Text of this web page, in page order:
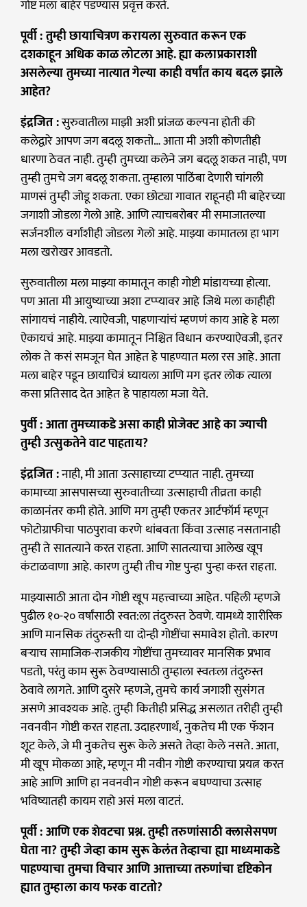
गोष्ट मला बाहेर पडण्यास प्रवृत्त करते.
पूर्वी : तुम्ही छायाचित्रण करायला सुरुवात करून एक
दशकाहून अधिक काळ लोटला आहे. ह्या कलाप्रकाराशी
असलेल्या तुमच्या नात्यात गेल्या काही वर्षांत काय बदल झाले
आहेत?
इंद्रजित :सुरुवातीला माझी अशी प्रांजळ कल्पना होती की
कलेद्वारे आपण जग बदलू शकतो… आता मी अशी कोणतीही
धारणा ठेवत नाही. तुम्ही तुमच्या कलेने जग बदलू शकत नाही, पण
तुम्ही तुमचे जग बदलू शकता. तुम्हाला पाठिंबा देणारी चांगली
माणसं तुम्ही जोडू शकता. एका छोट्या गावात राहूनही मी बाहेरच्या
जगाशी जोडला गेलो आहे. आणि त्याचबरोबर मी समाजातल्या
सर्जनशील वर्गाशीही जोडला गेलो आहे. माझ्या कामातला हा भाग
मला खरोखर आवडतो.
सुरुवातीला मला माझ्या कामातून काही गोष्टी मांडायच्या होत्या.
पण आता मी आयुष्याच्या अशा टप्प्यावर आहे जिथे मला काहीही
सांगायचं नाहीये. त्याऐवजी, पाहणाऱ्यांचं म्हणणं काय आहे हे मला
ऐकायचं आहे. माझ्या कामातून निश्चित विधान करण्याऐवजी, इतर
लोक ते कसं समजून घेत आहेत हे पाहण्यात मला रस आहे. आता
मला बाहेर पडून छायाचित्रं घ्यायला आणि मग इतर लोक त्याला
कसा प्रतिसाद देत आहेत हे पाहायला मजा येते.
पुर्वी : आता तुमच्याकडे असा काही प्रोजेक्ट आहे का ज्याची
तुम्ही उत्सुकतेने वाट पाहताय?
इंद्रजित :नाही, मी आता उत्साहाच्या टप्प्यात नाही. तुमच्या
कामाच्या आसपासच्या सुरुवातीच्या उत्साहाची तीव्रता काही
काळानंतर कमी होते. आणि मग तुम्ही एकतर आर्टफॉर्म म्हणून
फोटोग्राफीचा पाठपुरावा करणे थांबवता किंवा उत्साह नसतानाही
तुम्ही ते सातत्याने करत राहता. आणि सातत्याचा आलेख खूप
कंटाळवाणा आहे. कारण तुम्ही तीच गोष्ट पुन्हा पुन्हा करत राहता.
माझ्यासाठी आता दोन गोष्टी खूप महत्त्वाच्या आहेत. पहिली म्हणजे
पुढील १०-२० वर्षांसाठी स्वत:ला तंदुरुस्त ठेवणे. यामध्ये शारीरिक
आणि मानसिक तंदुरुस्ती या दोन्ही गोष्टींचा समावेश होतो. कारण
बऱ्याच सामाजिक-राजकीय गोष्टींचा तुमच्यावर मानसिक प्रभाव
पडतो, परंतु काम सुरू ठेवण्यासाठी तुम्हाला स्वतःला तंदुरुस्त
ठेवावे लागते. आणि दुसरे म्हणजे, तुमचे कार्य जगाशी सुसंगत
असणे आवश्यक आहे. तुम्ही कितीही प्रसिद्ध असलात तरीही तुम्ही
नवनवीन गोष्टी करत राहता. उदाहरणार्थ, नुकतेच मी एक फॅशन
शूट केले, जे मी नुकतेच सुरू केले असते तेव्हा केले नसते. आता,
मी खूप मोकळा आहे, म्हणून मी नवीन गोष्टी करण्याचा प्रयत्न करत
आहे आणि आणि हा नवनवीन गोष्टी करून बघण्याचा उत्साह
भविष्यातही कायम राहो असं मला वाटतं.
पूर्वी : आणि एक शेवटचा प्रश्न. तुम्ही तरुणांसाठी क्लासेसपण
घेता ना? तुम्ही जेव्हा काम सुरू केलंत तेव्हाचा ह्या माध्यमाकडे
पाहण्याचा तुमचा विचार आणि आत्ताच्या तरुणांचा दृष्टिकोन
ह्यात तुम्हाला काय फरक वाटतो?